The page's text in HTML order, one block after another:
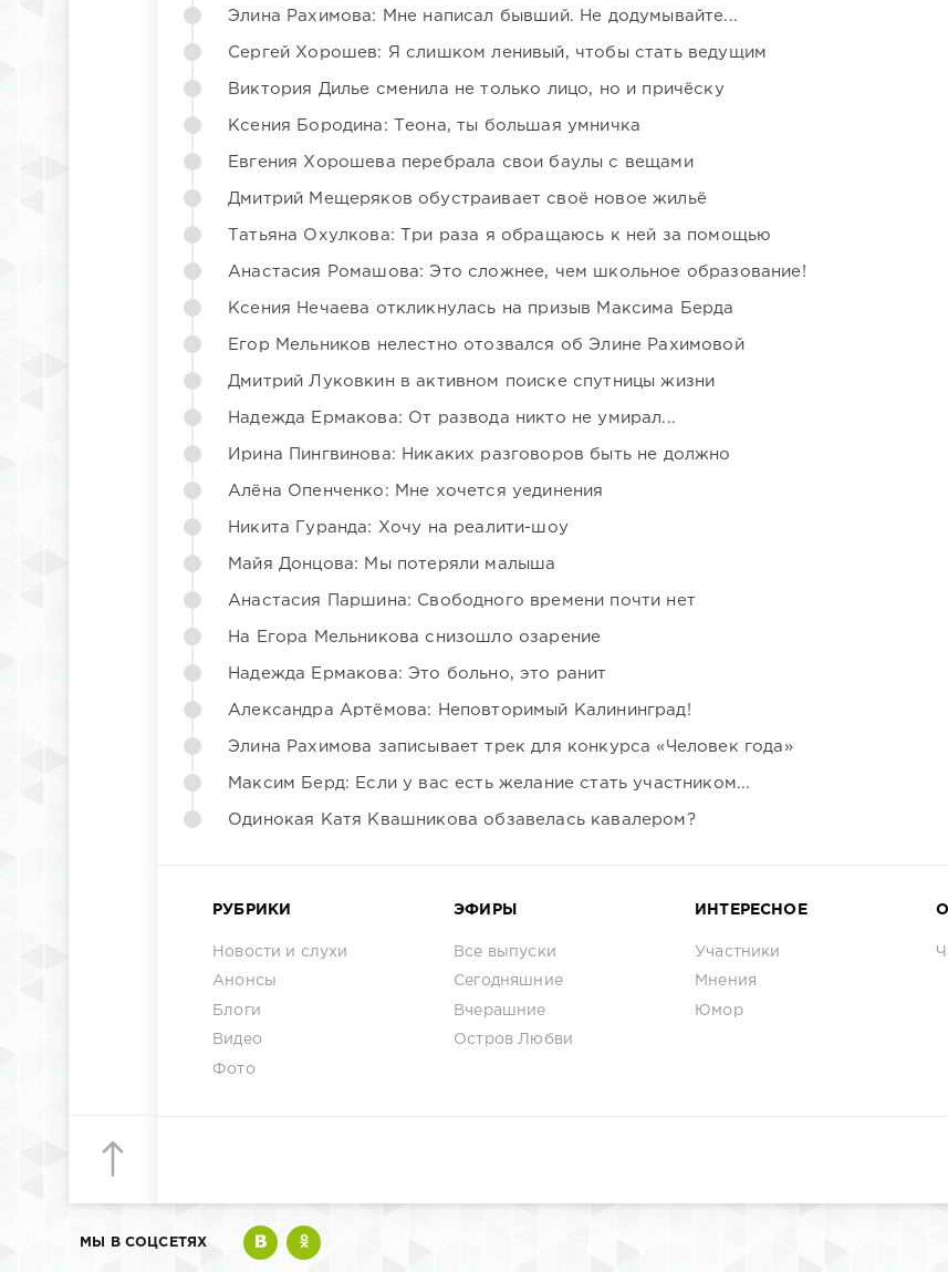
Элина Рахимова: Мне написал бывший. Не додумывайте...
Сергей Хорошев: Я слишком ленивый, чтобы стать ведущим
Виктория Дилье сменила не только лицо, но и причёску
Ксения Бородина: Теона, ты большая умничка
Евгения Хорошева перебрала свои баулы с вещами
Дмитрий Мещеряков обустраивает своё новое жильё
Татьяна Охулкова: Три раза я обращаюсь к ней за помощью
Анастасия Ромашова: Это сложнее, чем школьное образование!
Ксения Нечаева откликнулась на призыв Максима Берда
Егор Мельников нелестно отозвался об Элине Рахимовой
Дмитрий Луковкин в активном поиске спутницы жизни
Надежда Ермакова: От развода никто не умирал...
Ирина Пингвинова: Никаких разговоров быть не должно
Алёна Опенченко: Мне хочется уединения
Никита Гуранда: Хочу на реалити-шоу
Майя Донцова: Мы потеряли малыша
Анастасия Паршина: Свободного времени почти нет
На Егора Мельникова снизошло озарение
Надежда Ермакова: Это больно, это ранит
Александра Артёмова: Неповторимый Калининград!
Элина Рахимова записывает трек для конкурса «Человек года»
Максим Берд: Если у вас есть желание стать участником...
Одинокая Катя Квашникова обзавелась кавалером?
РУБРИКИ
Новости и слухи
Анонсы
Блоги
Видео
Фото
ЭФИРЫ
Все выпуски
Сегодняшние
Вчерашние
Остров Любви
ИНТЕРЕСНОЕ
Участники
Мнения
Юмор
МЫ В СОЦСЕТЯХ